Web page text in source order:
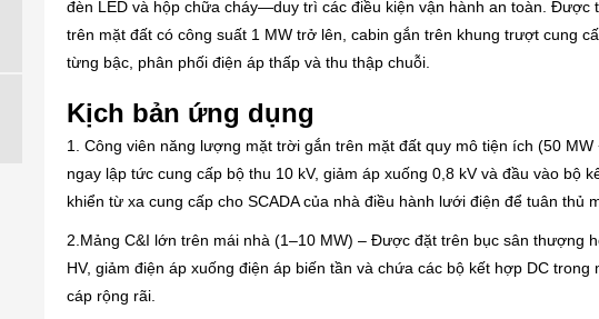
đèn LED và hộp chữa cháy—duy trì các điều kiện vận hành an toàn. Được
trên mặt đất có công suất 1 MW trở lên, cabin gắn trên khung trượt cung
từng bậc, phân phối điện áp thấp và thu thập chuỗi.
Kịch bản ứng dụng
1. Công viên năng lượng mặt trời gắn trên mặt đất quy mô tiện ích (50
ngay lập tức cung cấp bộ thu 10 kV, giảm áp xuống 0,8 kV và đầu vào bộ
khiển từ xa cung cấp cho SCADA của nhà điều hành lưới điện để tuân thủ
2.Mảng C&I lớn trên mái nhà (1–10 MW) – Được đặt trên bục sân thượng
HV, giảm điện áp xuống điện áp biến tần và chứa các bộ kết hợp DC
cáp rộng rãi.